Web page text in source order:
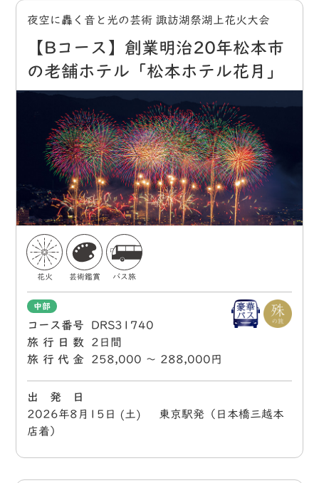
夜空に轟く音と光の芸術 諏訪湖祭湖上花火大会
【Bコース】創業明治20年松本市
の老舗ホテル「松本ホテル花月」
花火 芸術鑑賞 バス旅
中部
コース番号
DRS31740
旅行日数
2日間
旅行代金
258,000 〜 288,000円
出 発 日
2026年8月15日 (土) 東京駅発（日本橋三越本
店着）